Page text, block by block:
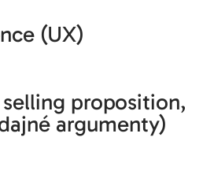
(UX)
selling proposition,
argumenty)